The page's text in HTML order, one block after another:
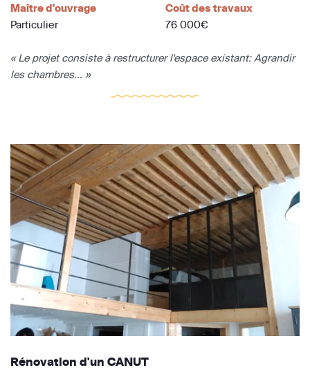
Maître d'ouvrage
Particulier
Coût des travaux
76 000€
« Le projet consiste à restructurer l'espace existant: Agrandir
les chambres... »
Rénovation d'un CANUT